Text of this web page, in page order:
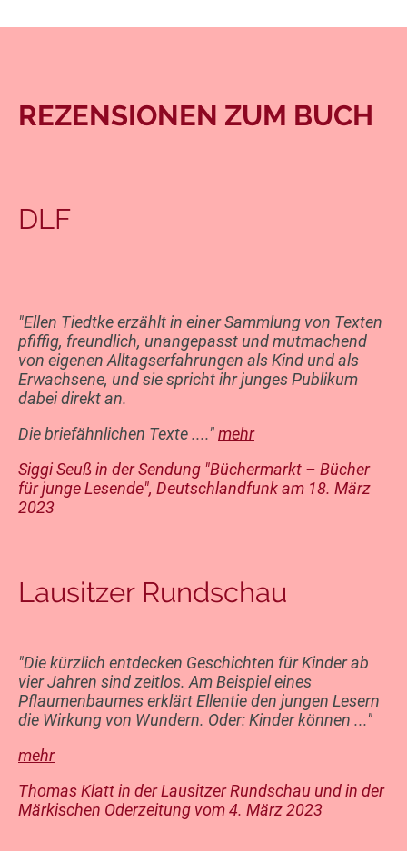
REZENSIONEN ZUM BUCH
DLF
"Ellen Tiedtke erzählt in einer Sammlung von Texten
pfiffig, freundlich, unangepasst und mutmachend
von eigenen Alltagserfahrungen als Kind und als
Erwachsene, und sie spricht ihr junges Publikum
dabei direkt an.
Die briefähnlichen Texte ...."mehr
Siggi Seuß in der Sendung "Büchermarkt – Bücher
für junge Lesende", Deutschlandfunk am 18. März
2023
Lausitzer Rundschau
"Die kürzlich entdecken Geschichten für Kinder ab
vier Jahren sind zeitlos. Am Beispiel eines
Pflaumenbaumes erklärt Ellentie den jungen Lesern
die Wirkung von Wundern. Oder: Kinder können ..."
mehr
Thomas Klatt in der Lausitzer Rundschau und in der
Märkischen Oderzeitung vom 4. März 2023